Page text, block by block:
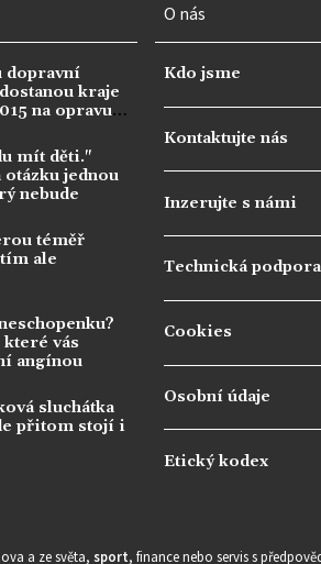
dopravní
kraje
na opravu
mít děti."
jednou
nebude
téměř
ale
vás
angínou
sluchátka
přitom stojí i
O nás
Kdo jsme
Kontaktujte nás
Inzerujte s námi
Technická podpora
Cookies
Osobní údaje
Etický kodex
a ze světa, sport, finance nebo servis s